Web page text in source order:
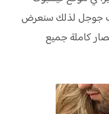
جوجل لذلك سنعرض
كاملة جميع